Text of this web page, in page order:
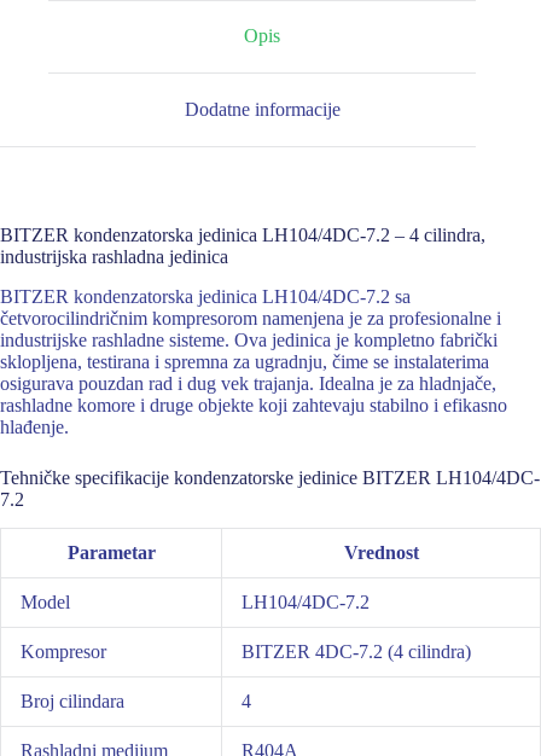
Opis
Dodatne informacije
BITZER kondenzatorska jedinica LH104/4DC-7.2 – 4 cilindra,
industrijska rashladna jedinica
BITZER kondenzatorska jedinica LH104/4DC-7.2 sa
četvorocilindričnim kompresorom namenjena je za profesionalne i
industrijske rashladne sisteme. Ova jedinica je kompletno fabrički
sklopljena, testirana i spremna za ugradnju, čime se instalaterima
osigurava pouzdan rad i dug vek trajanja. Idealna je za hladnjače,
rashladne komore i druge objekte koji zahtevaju stabilno i efikasno
hlađenje.
Tehničke specifikacije kondenzatorske jedinice BITZER LH104/4DC-
7.2
Parametar Vrednost
Model LH104/4DC-7.2
Kompresor BITZER 4DC-7.2 (4 cilindra)
Broj cilindara 4
Rashladni medijum R404A